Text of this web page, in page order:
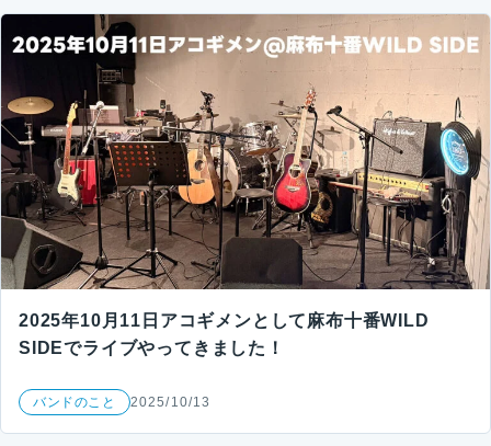
2025年10月11日アコギメンとして麻布十番WILD
SIDEでライブやってきました！
バンドのこと 2025/10/13